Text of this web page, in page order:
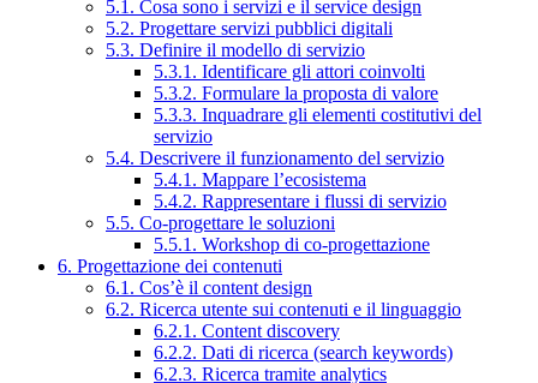
5.1. Cosa sono i servizi e il service design
5.2. Progettare servizi pubblici digitali
5.3. Definire il modello di servizio
5.3.1. Identificare gli attori coinvolti
5.3.2. Formulare la proposta di valore
5.3.3. Inquadrare gli elementi costitutivi del
servizio
5.4. Descrivere il funzionamento del servizio
5.4.1. Mappare l’ecosistema
5.4.2. Rappresentare i flussi di servizio
5.5. Co-progettare le soluzioni
5.5.1. Workshop di co-progettazione
6. Progettazione dei contenuti
6.1. Cos’è il content design
6.2. Ricerca utente sui contenuti e il linguaggio
6.2.1. Content discovery
6.2.2. Dati di ricerca (search keywords)
6.2.3. Ricerca tramite analytics